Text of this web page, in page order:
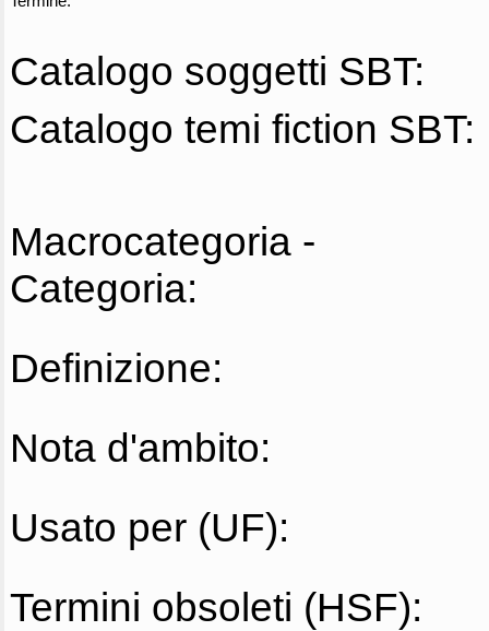
Catalogo soggetti SBT:
Catalogo temi fiction SBT:
Macrocategoria -
Categoria:
Definizione:
Nota d'ambito:
Usato per (UF):
Termini obsoleti (HSF):